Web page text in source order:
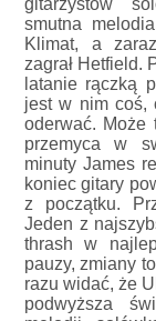
gitarzystów
smutna
Klimat, a
zagrał Hetfield.
latanie rączką
jest w nim coś,
oderwać. Może
przemyca w
minuty James
koniec gitary
z początku.
Jeden z
thrash w
pauzy, zmiany
razu widać, że
podwyższa